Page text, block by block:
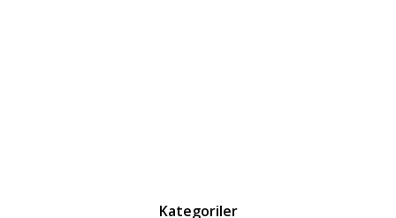
Kategoriler